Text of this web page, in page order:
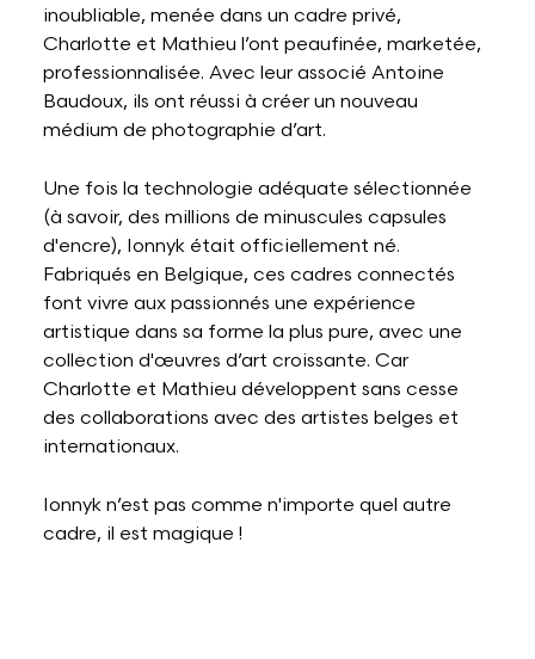
inoubliable, menée dans un cadre privé,
Charlotte et Mathieu l’ont peaufinée, marketée,
professionnalisée. Avec leur associé Antoine
Baudoux, ils ont réussi à créer un nouveau
médium de photographie d’art.
Une fois la technologie adéquate sélectionnée
(à savoir, des millions de minuscules capsules
d'encre), Ionnyk était officiellement né.
Fabriqués en Belgique, ces cadres connectés
font vivre aux passionnés une expérience
artistique dans sa forme la plus pure, avec une
collection d'œuvres d’art croissante. Car
Charlotte et Mathieu développent sans cesse
des collaborations avec des artistes belges et
internationaux.
Ionnyk n’est pas comme n'importe quel autre
cadre, il est magique !